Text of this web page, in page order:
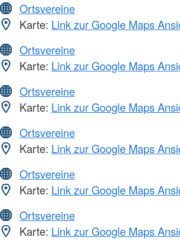
Ortsvereine
Karte: Link zur Google Maps
Ortsvereine
Karte: Link zur Google Maps
Ortsvereine
Karte: Link zur Google Maps
Ortsvereine
Karte: Link zur Google Maps
Ortsvereine
Karte: Link zur Google Maps
Ortsvereine
Karte: Link zur Google Maps